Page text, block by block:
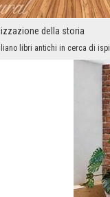
della storia